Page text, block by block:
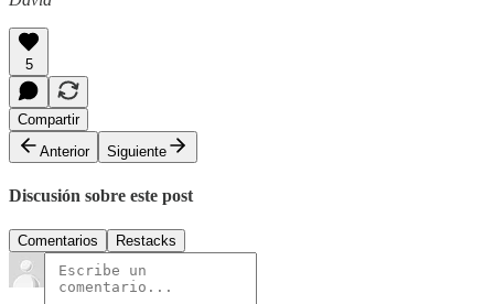
5
Compartir
Anterior
Siguiente
Discusión sobre este post
Comentarios Restacks